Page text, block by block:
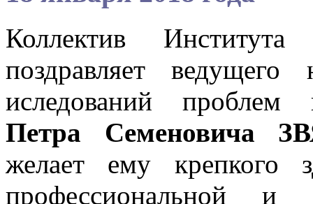
Коллектив
поздравляет ведущего
иследований проблем
Петра Семеновича
желает ему крепкого
профессиональной и